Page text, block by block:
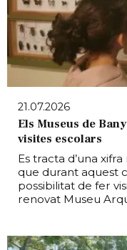
21.07.2026
Els Museus de
visites escolars
Es tracta d’una
que durant aquest
possibilitat de fer
renovat Museu